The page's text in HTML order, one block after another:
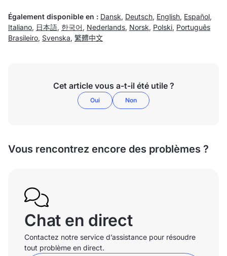
Également disponible en : Dansk, Deutsch, English, Español,
Italiano, 日本語, 한국어 , Nederlands, Norsk, Polski, Português
Brasileiro, Svenska, 繁體中文
Cet article vous a-t-il été utile ?
Oui Non
Vous rencontrez encore des problèmes ?
Chat en direct
Contactez notre service d’assistance pour résoudre
tout problème en direct.